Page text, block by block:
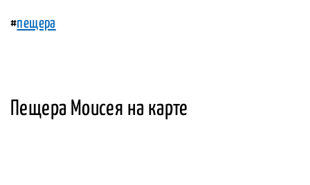
#пещера
Пещера Моисея на карте